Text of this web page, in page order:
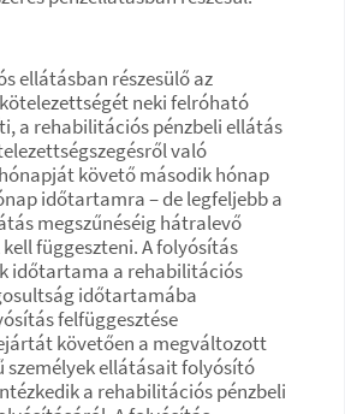
ellátásban részesülő az
neki felróható
a rehabilitációs pénzbeli ellátás
való
követő második hónap
időtartamra – de legfeljebb a
megszűnéséig hátralevő
függeszteni. A folyósítás
időtartama a rehabilitációs
időtartamába
felfüggesztése
követően a megváltozott
személyek ellátásait folyósító
a rehabilitációs pénzbeli